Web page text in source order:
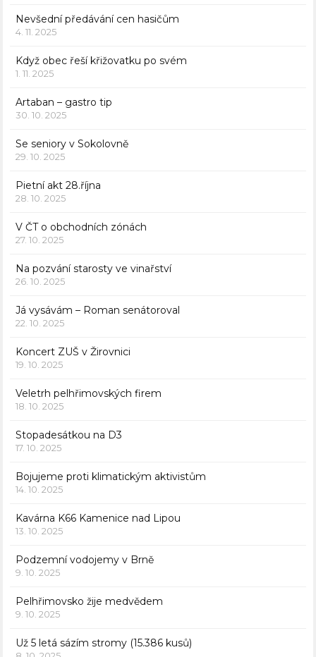
Nevšední předávání cen hasičům
4. 11. 2025
Když obec řeší křižovatku po svém
1. 11. 2025
Artaban – gastro tip
30. 10. 2025
Se seniory v Sokolovně
29. 10. 2025
Pietní akt 28.října
28. 10. 2025
V ČT o obchodních zónách
27. 10. 2025
Na pozvání starosty ve vinařství
26. 10. 2025
Já vysávám – Roman senátoroval
22. 10. 2025
Koncert ZUŠ v Žirovnici
19. 10. 2025
Veletrh pelhřimovských firem
18. 10. 2025
Stopadesátkou na D3
17. 10. 2025
Bojujeme proti klimatickým aktivistům
14. 10. 2025
Kavárna K66 Kamenice nad Lipou
13. 10. 2025
Podzemní vodojemy v Brně
9. 10. 2025
Pelhřimovsko žije medvědem
9. 10. 2025
Už 5 letá sázím stromy (15.386 kusů)